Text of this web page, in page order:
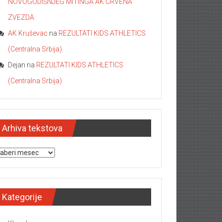
NOVOGODIŠNJEG MITINGA AK CRVENA
ZVEZDA
AK Kruševac na REZULTATI KIDS ATHLETICS
(Centralna Srbija)
Dejan na REZULTATI KIDS ATHLETICS
(Centralna Srbija)
Arhiva tekstova
tekstova
Kategorije